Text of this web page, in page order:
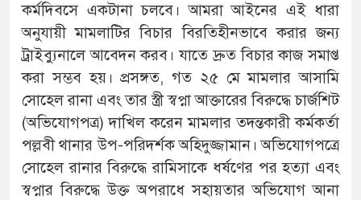
কর্মদিবসে একটানা চলবে। আমরা আইনের এই ধারা
অনুযায়ী মামলাটির বিচার বিরতিহীনভাবে করার জন্য
ট্রাইব্যুনালে আবেদন করব। যাতে দ্রুত বিচার কাজ সমাপ্ত
করা সম্ভব হয়। প্রসঙ্গত, গত ২৫ মে মামলার আসামি
সোহেল রানা এবং তার স্ত্রী স্বপ্না আক্তারের বিরুদ্ধে চার্জশিট
(অভিযোগপত্র) দাখিল করেন মামলার তদন্তকারী কর্মকর্তা
পল্লবী থানার উপ-পরিদর্শক অহিদুজ্জামান। অভিযোগপত্রে
সোহেল রানার বিরুদ্ধে রামিসাকে ধর্ষণের পর হত্যা এবং
স্বপ্নার বিরুদ্ধে উক্ত অপরাধে সহায়তার অভিযোগ আনা